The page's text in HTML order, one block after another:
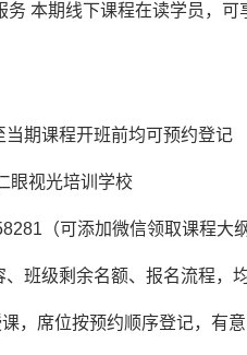
务 本期线下课程在读学员，
当期课程开班前均可预约登记
眼视光培训学校
（可添加微信领取课程大纲
班级剩余名额、报名流程，
，席位按预约顺序登记，有